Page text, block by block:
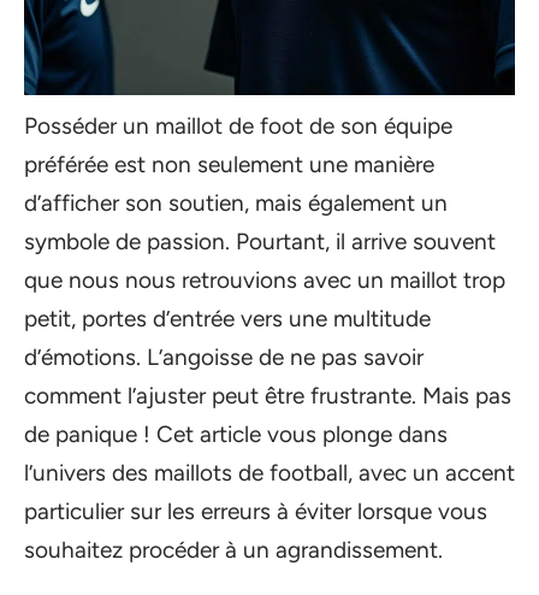
Posséder un maillot de foot de son équipe
préférée est non seulement une manière
d’afficher son soutien, mais également un
symbole de passion. Pourtant, il arrive souvent
que nous nous retrouvions avec un maillot trop
petit, portes d’entrée vers une multitude
d’émotions. L’angoisse de ne pas savoir
comment l’ajuster peut être frustrante. Mais pas
de panique ! Cet article vous plonge dans
l’univers des maillots de football, avec un accent
particulier sur les erreurs à éviter lorsque vous
souhaitez procéder à un agrandissement.